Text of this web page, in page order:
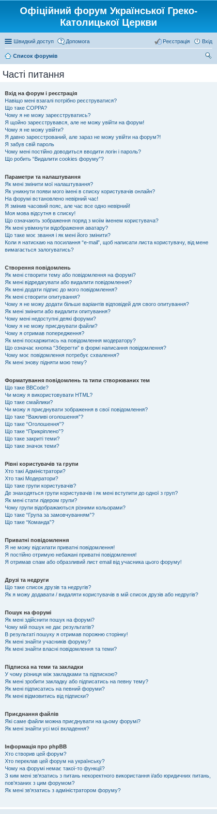
Офіційний форум Української Греко-
Католицької Церкви
Швидкий доступ Допомога Вхід
Реєстрація
Список форумів
Часті питання
Вхід на форум і реєстрація
Навіщо мені взагалі потрібно реєструватися?
Що таке COPPA?
Чому я не можу зареєструватись?
Я щойно зареєструвався, але не можу увійти на форум!
Чому я не можу увійти?
Я давно зареєстрований, але зараз не можу увійти на форум?!
Я забув свій пароль
Чому мені постійно доводиться вводити логін і пароль?
Що робить “Видалити cookies форуму”?
Параметри та налаштування
Як мені змінити мої налаштування?
Як уникнути появи мого імені в списку користувачів онлайн?
На форумі встановлено невірний час!
Я змінив часовий пояс, але час все одно невірний!
Моя мова відсутня в списку!
Що означають зображення поряд з моїм іменем користувача?
Як мені увімкнути відображення аватару?
Що таке моє звання і як мені його змінити?
Коли я натискаю на посилання “e-mail”, щоб написати листа користувачу, від мене
вимагається залогуватись?
Створення повідомлень
Як мені створити тему або повідомлення на форумі?
Як мені відредагувати або видалити повідомлення?
Як мені додати підпис до мого повідомлення?
Як мені створити опитування?
Чому я не можу додати більше варіантів відповідей для свого опитування?
Як мені змінити або видалити опитування?
Чому мені недоступні деякі форуми?
Чому я не можу приєднувати файли?
Чому я отримав попередження?
Як мені поскаржитись на повідомлення модератору?
Що означає кнопка “Зберегти” в формі написання повідомлення?
Чому моє повідомлення потребує схвалення?
Як мені знову підняти мою тему?
Форматування повідомлень та типи створюваних тем
Що таке BBCode?
Чи можу я використовувати HTML?
Що таке смайлики?
Чи можу я приєднувати зображення в свої повідомлення?
Що таке “Важливі оголошення”?
Що таке “Оголошення”?
Що таке “Прикріплено”?
Що таке закриті теми?
Що таке значок теми?
Рівні користувачів та групи
Хто такі Адміністратори?
Хто такі Модератори?
Що таке групи користувачів?
Де знаходяться групи користувачів і як мені вступити до одної з груп?
Як мені стати лідером групи?
Чому групи відображаються різними кольорами?
Що таке “Група за замовчуванням”?
Що таке “Команда”?
Приватні повідомлення
Я не можу відсилати приватні повідомлення!
Я постійно отримую небажані приватні повідомлення!
Я отримав спам або образливий лист email від учасника цього форуму!
Друзі та недруги
Що таке список друзів та недругів?
Як я можу додавати / видаляти користувачів в мій список друзів або недругів?
Пошук на форумі
Як мені здійснити пошук на форумі?
Чому мій пошук не дає результатів?
В результаті пошуку я отримав порожню сторінку!
Як мені знайти учасників форуму?
Як мені знайти власні повідомлення та теми?
Підписка на теми та закладки
У чому різниця між закладками та підпискою?
Як мені зробити закладку або підписатись на певну тему?
Як мені підписатись на певний форуми?
Як мені відмовитись від підписки?
Приєднання файлів
Які саме файли можна приєднувати на цьому форумі?
Як мені знайти усі мої вкладення?
Інформація про phpBB
Хто створив цей форум?
Хто переклав цей форум на українську?
Чому на форумі немає такої-то функції?
З ким мені зв'язатись з питань некоректного використання і/або юридичних питань,
пов'язаних з цим форумом?
Як мені зв'язатись з адміністратором форуму?